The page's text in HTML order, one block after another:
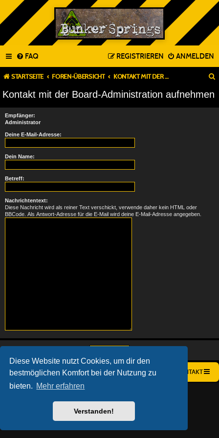
Diese Website nutzt Cookies, um dir den
bestmöglichen Komfort bei der Nutzung zu
bieten. Mehr erfahren
Verstanden!
FAQ ANMELDEN
REGISTRIEREN
STARTSEITE FOREN-ÜBERSICHT KONTAKT MIT DER BOARD-ADMINISTRATION AUFNEHMEN
Kontakt mit der Board-Administration aufnehmen
Empfänger:
Administrator
Deine E-Mail-Adresse:
Dein Name:
Betreff:
Nachrichtentext:
Diese Nachricht wird als reiner Text verschickt, verwende daher kein HTML oder
BBCode. Als Antwort-Adresse für die E-Mail wird deine E-Mail-Adresse angegeben.
STARTSEITE FOREN-ÜBERSICHT KONTAKT
AÇIEEED! STYLE BY
DATENSCHUTZ|NUTZUNGSBEDINGUNGEN